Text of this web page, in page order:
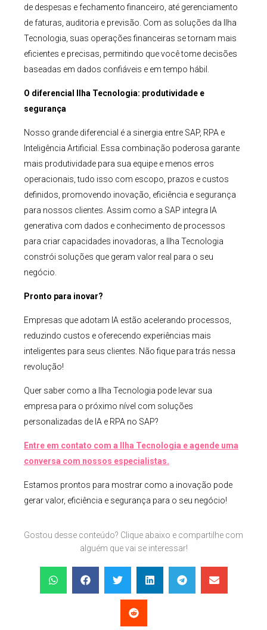
de despesas e fechamento financeiro, até gerenciamento
de faturas, auditoria e previsão. Com as soluções da Ilha
Tecnologia, suas operações financeiras se tornam mais
eficientes e precisas, permitindo que você tome decisões
baseadas em dados confiáveis e em tempo hábil.
O diferencial Ilha Tecnologia: produtividade e
segurança
Nosso grande diferencial é a sinergia entre SAP, RPA e
Inteligência Artificial. Essa combinação poderosa garante
mais produtividade para sua equipe e menos erros
operacionais, tudo isso com escopo, prazos e custos
definidos, promovendo inovação, eficiência e segurança
para nossos clientes. Assim como a SAP integra IA
generativa com dados e conhecimento de processos
para criar capacidades inovadoras, a Ilha Tecnologia
constrói soluções que geram valor real para o seu
negócio.
Pronto para inovar?
Empresas que adotam IA estão acelerando processos,
reduzindo custos e oferecendo experiências mais
inteligentes para seus clientes. Não fique para trás nessa
revolução!
Quer saber como a Ilha Tecnologia pode levar sua
empresa para o próximo nível com soluções
personalizadas de IA e RPA no SAP?
Entre em contato com a Ilha Tecnologia e agende uma
conversa com nossos especialistas.
Estamos prontos para mostrar como a inovação pode
gerar valor, eficiência e segurança para o seu negócio!
Gostou desse conteúdo? Clique abaixo e compartilhe com
alguém que vai se interessar!